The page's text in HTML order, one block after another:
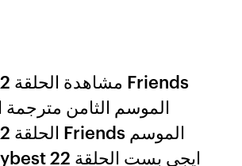
الموسم الثامن